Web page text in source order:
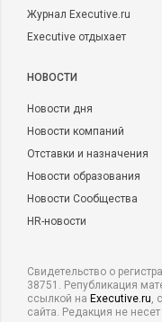
Журнал Executive.ru
Executive отдыхает
НОВОСТИ
Новости дня
Новости компаний
Отставки и назначения
Новости образования
Новости Сообщества
HR-новости
Свидетельство о
38751. Републикация
ссылкой на Executive.ru,
сайта. Редакция не несет